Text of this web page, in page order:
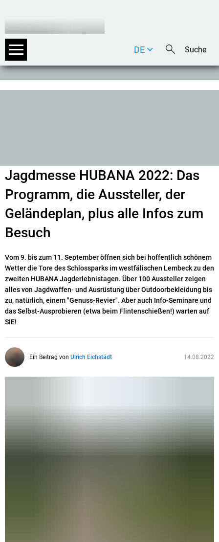
DE
EN
Jagdmesse HUBANA 2022: Das
Programm, die Aussteller, der
Geländeplan, plus alle Infos zum
Besuch
Vom 9. bis zum 11. September öffnen sich bei hoffentlich schönem
Wetter die Tore des Schlossparks im westfälischen Lembeck zu den
zweiten HUBANA Jagderlebnistagen. Über 100 Aussteller zeigen
alles von Jagdwaffen- und Ausrüstung über Outdoorbekleidung bis
zu, natürlich, einem "Genuss-Revier". Aber auch Info-Seminare und
das Selbst-Ausprobieren (etwa beim Flintenschießen!) warten auf
SIE!
Ein Beitrag von Ulrich Eichstädt 14.08.2022